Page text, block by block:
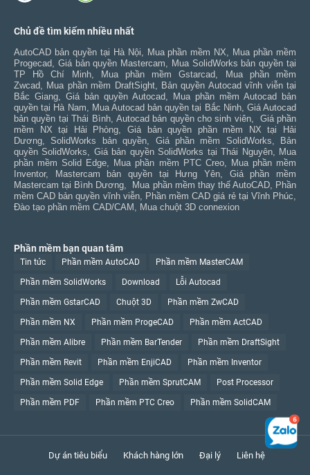
Chủ đề tìm kiếm nhiều nhất
AutoCAD bản quyền tại Hà Nội Mua phần mềm NX
Mua phần mềm
Progecad Giá bản quyền Mastercam
Mua SolidWorks bản quyền tại
TP Hồ Chí Minh, Mua phần mềm Gstarcad
Mua phần mềm
Zwcad
Mua phần mềm DraftSight, Bản quyền Autocad vĩnh viễn tại
Bắc Giang
Giá bản quyền Autocad
Mua phần mềm Autocad bản
quyền tại Hà Nam
Mua Autocad bản quyền tại Bắc Ninh, Giá Autocad
bản quyền tại Thái Bình, Autocad bản quyền cho sinh viên, Giá phần
mềm NX tại Hải Phòng
Giá bản quyền phần mềm NX tại Hải
Dương ,SolidWorks bản quyền Giá phần mềm SolidWorks
Bản
quyền SolidWorks
Giá bản quyền SolidWorks tại Thái Nguyên, Mua
phần mềm Solid Edge
Mua phần mềm PTC Creo, Mua phần mềm
Inventor, Mastercam bản quyền tại Hưng Yên
Giá phần mềm
Mastercam tại Bình Dương
Mua phần mềm thay thế AutoCAD, Phần
mềm CAD bản quyền vĩnh viễn, Phần mềm CAD giá rẻ tại Vĩnh Phúc
Đào tạo phần mềm CAD/CAM
Mua chuột 3D connexion
Phần mềm bạn quan tâm
Tin tức Phần mềm AutoCAD Phần mềm MasterCAM
Phần mềm SolidWorks Download Lỗi Autocad
Phần mềm GstarCAD Chuột 3D Phần mềm ZwCAD
Phần mềm NX Phần mềm ProgeCAD Phần mềm ActCAD
Phần mềm Alibre Phần mềm BarTender Phần mềm DraftSight
Phần mềm Revit Phần mềm EnjiCAD Phần mềm Inventor
Phần mềm Solid Edge Phần mềm SprutCAM Post Processor
Phần mềm PDF Phần mềm PTC Creo Phần mềm SolidCAM
Dự án tiêu biểu Khách hàng lớn Đại lý Liên hệ